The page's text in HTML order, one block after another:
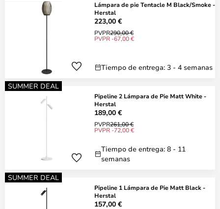
Lámpara de pie Tentacle M Black/Smoke -
Herstal
223,00 €
PVPR290,00 €
PVPR -67,00 €
Tiempo de entrega: 3 - 4 semanas
SUMMER DEAL
Pipeline 2 Lámpara de Pie Matt White -
Herstal
189,00 €
PVPR261,00 €
PVPR -72,00 €
Tiempo de entrega: 8 - 11
semanas
SUMMER DEAL
Pipeline 1 Lámpara de Pie Matt Black -
Herstal
157,00 €